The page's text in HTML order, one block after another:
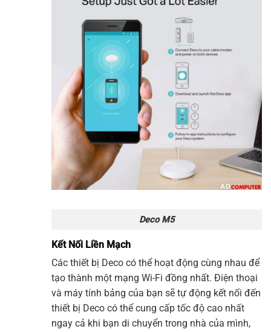
Deco M5
Kết Nối Liền Mạch
Các thiết bị Deco có thể hoạt động cùng nhau để
tạo thành một mạng Wi-Fi đồng nhất. Điện thoại
và máy tính bảng của bạn sẽ tự động kết nối đến
thiết bị Deco có thể cung cấp tốc độ cao nhất
ngay cả khi bạn di chuyển trong nhà của mình,